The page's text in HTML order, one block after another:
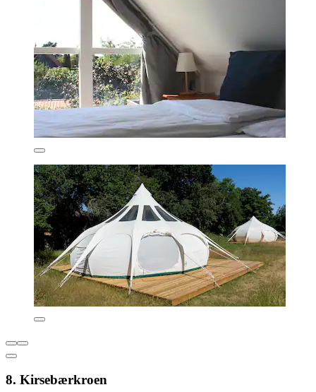
8. Kirsebærkroen